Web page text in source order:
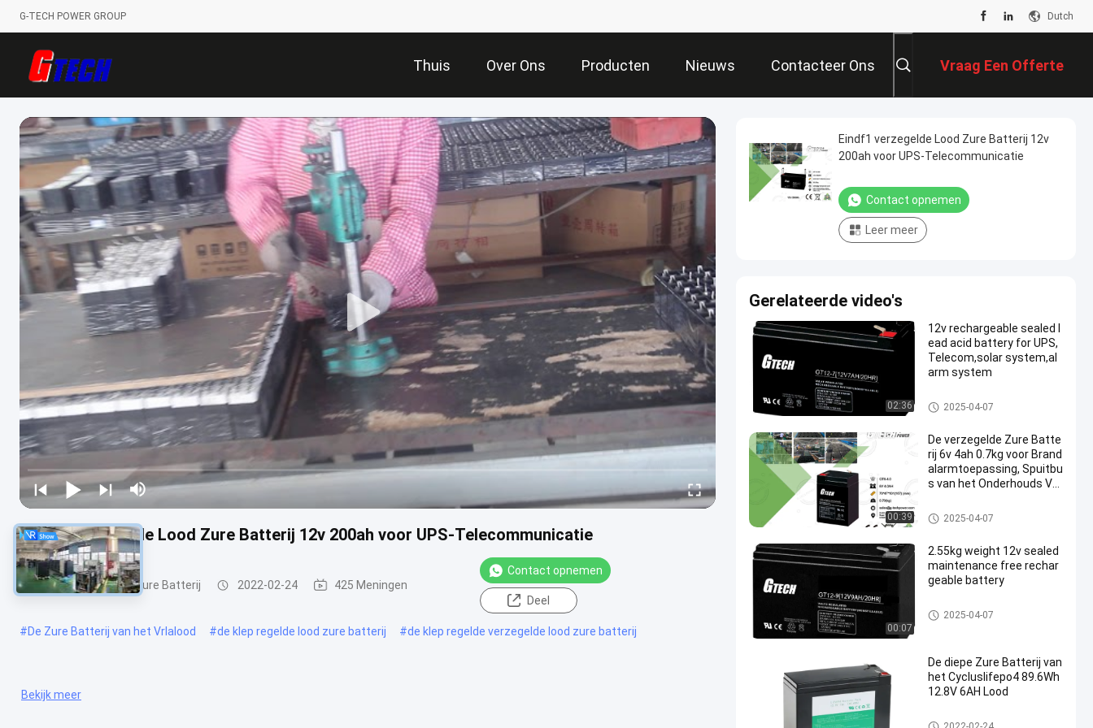
G-TECH POWER GROUP Dutch
Thuis Over Ons Producten Nieuws Contacteer Ons Vraag Een Offerte
Aan
Eindf1 verzegelde Lood Zure Batterij 12v 200ah voor UPS-Telecommunicatie
VRLA regelde Lood Zure Batterij 2022-02-24 425 Meningen
Contact opnemen
Deel
#De Zure Batterij van het Vrlalood #de klep regelde lood zure batterij #de klep regelde verzegelde lood zure batterij
Bekijk meer
Eindf1 verzegelde Lood Zure Batterij 12v
200ah voor UPS-Telecommunicatie
Contact opnemen
Leer meer
Gerelateerde video's
02:36
12v rechargeable sealed l
ead acid battery for UPS,
Telecom,solar system,al
arm system
VRLA regelde Lood Zure Batter
ij
2025-04-07
00:39
De verzegelde Zure Batte
rij 6v 4ah 0.7kg voor Brand
alarmtoepassing, Spuitbu
s van het Onderhouds Vrij
VRLA regelde Lood Zure Batter
ij
2025-04-07
00:07
2.55kg weight 12v sealed
maintenance free rechar
geable battery
VRLA regelde Lood Zure Batter
ij
2025-04-07
De diepe Zure Batterij van
het Cycluslifepo4 89.6Wh
12.8V 6AH Lood
VRLA regelde Lood Zure Batter